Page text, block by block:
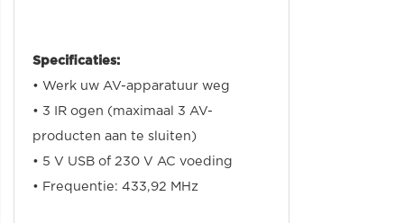
Specificaties:
• Werk uw AV-apparatuur weg
• 3
IR ogen (maximaal 3 AV-
producten aan te sluiten)
• 5 V USB of 230 V AC voeding
• Frequentie: 433,92 MHz